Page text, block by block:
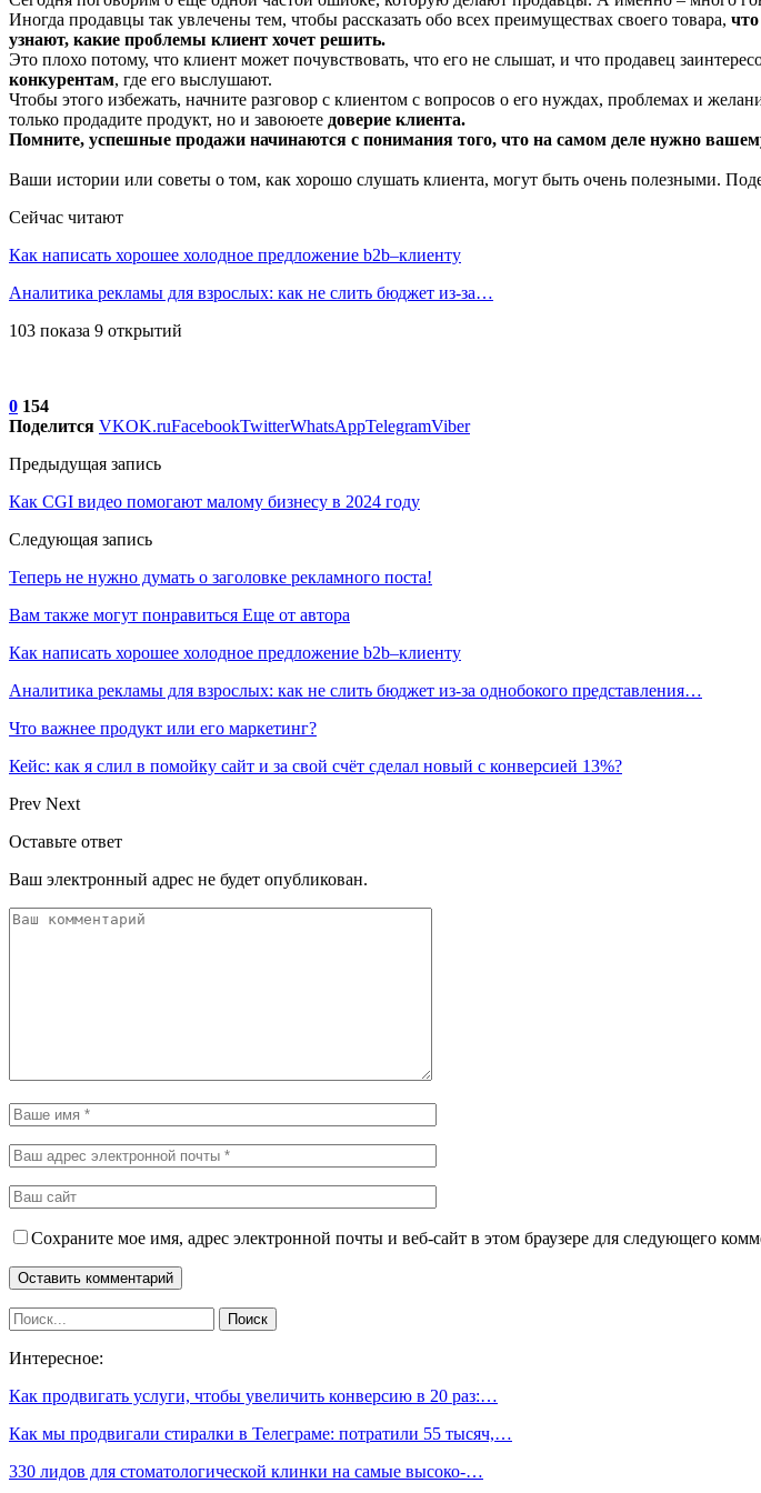
Иногда продавцы так увлечены тем, чтобы рассказать обо всех преимуществах своего товара,
узнают, какие проблемы клиент хочет решить.
Это плохо потому, что клиент может почувствовать, что его не слышат, и что продавец
конкурентам, где его выслушают.
Чтобы этого избежать, начните разговор с клиентом с вопросов о его нуждах, проблемах и
только продадите продукт, но и завоюете доверие клиента.
Помните, успешные продажи начинаются с понимания того, что на самом деле нужно
Ваши истории или советы о том, как хорошо слушать клиента, могут быть очень полезными.
Сейчас читают
Как написать хорошее холодное предложение b2b–клиенту
Аналитика рекламы для взрослых: как не слить бюджет из-за…
103 показа 9 открытий
0 154
Поделится VKOK.ruFacebookTwitterWhatsAppTelegramViber
Предыдущая запись
Как CGI видео помогают малому бизнесу в 2024 году
Следующая запись
Теперь не нужно думать о заголовке рекламного поста!
Вам также могут понравиться Еще от автора
Как написать хорошее холодное предложение b2b–клиенту
Аналитика рекламы для взрослых: как не слить бюджет из-за однобокого представления…
Что важнее продукт или его маркетинг?
Кейс: как я слил в помойку сайт и за свой счёт сделал новый с конверсией 13%?
Prev Next
Оставьте ответ
Ваш электронный адрес не будет опубликован.
Сохраните мое имя, адрес электронной почты и веб-сайт в этом браузере для следующего
Интересное:
Как продвигать услуги, чтобы увеличить конверсию в 20 раз:…
Как мы продвигали стиралки в Телеграме: потратили 55 тысяч,…
330 лидов для стоматологической клинки на самые высоко-…